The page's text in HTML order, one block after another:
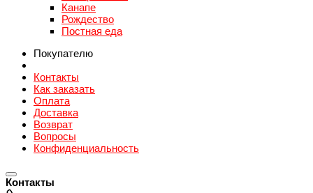
Канапе
Рождество
Постная еда
Покупателю
Контакты
Как заказать
Оплата
Доставка
Возврат
Вопросы
Конфиденциальность
Контакты